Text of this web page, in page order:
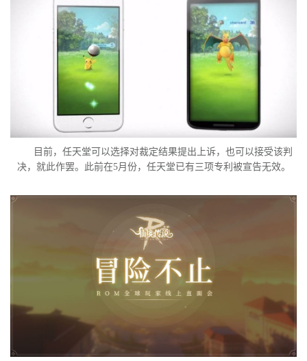
目前，任天堂可以选择对裁定结果提出上诉，也可以接受该判
决，就此作罢。此前在5月份，任天堂已有三项专利被宣告无效。